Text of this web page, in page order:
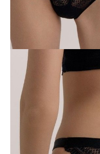
darmowa od 99 zł
czas dostawy: 1-2 dni robocze
Paczkomaty InPost 24/7,
czas dostawy: 1-2 dni robocze
Odbiór osobistyw sklepie
pn.- czw. 8:00 - 16:00, pt.
Opis produktu
Opinie
Pytania
O produkcie
Uwodzicielska seria Jasmine
niezawodny sposób na
wyglądać pięknie, a
wybrała podstawowy komplet.
Cechy modelu: